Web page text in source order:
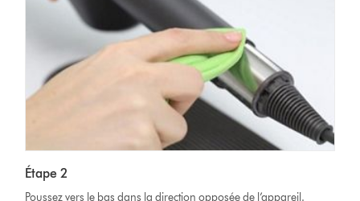
Étape 2
Poussez vers le bas dans la direction opposée de l’appareil.